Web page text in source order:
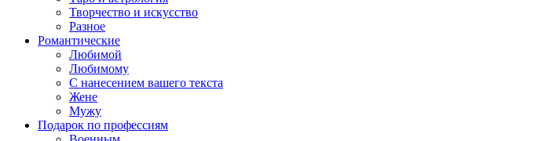
Творчество и искусство
Разное
Романтические
Любимой
Любимому
С нанесением вашего текста
Жене
Мужу
Подарок по профессиям